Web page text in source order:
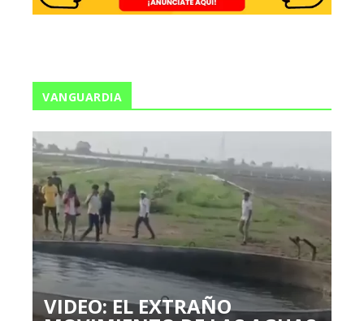
VANGUARDIA
VIDEO: EL EXTRAÑO